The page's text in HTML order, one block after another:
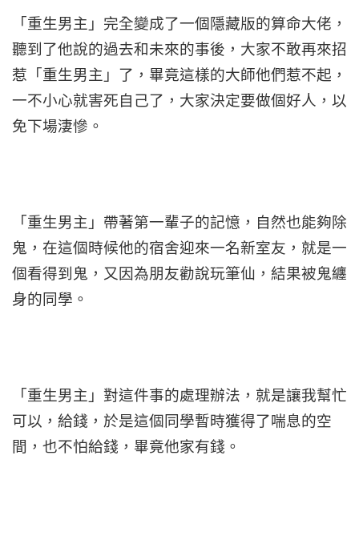
「重生男主」完全變成了一個隱藏版的算命大佬，
聽到了他說的過去和未來的事後，大家不敢再來招
惹「重生男主」了，畢竟這樣的大師他們惹不起，
一不小心就害死自己了，大家決定要做個好人，以
免下場淒慘。
「重生男主」帶著第一輩子的記憶，自然也能夠除
鬼，在這個時候他的宿舍迎來一名新室友，就是一
個看得到鬼，又因為朋友勸說玩筆仙，結果被鬼纏
身的同學。
「重生男主」對這件事的處理辦法，就是讓我幫忙
可以，給錢，於是這個同學暫時獲得了喘息的空
間，也不怕給錢，畢竟他家有錢。